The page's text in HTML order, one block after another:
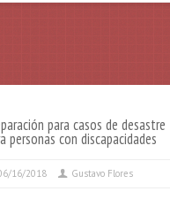
para casos de desastre
personas con discapacidades
16/2018 Gustavo Flores